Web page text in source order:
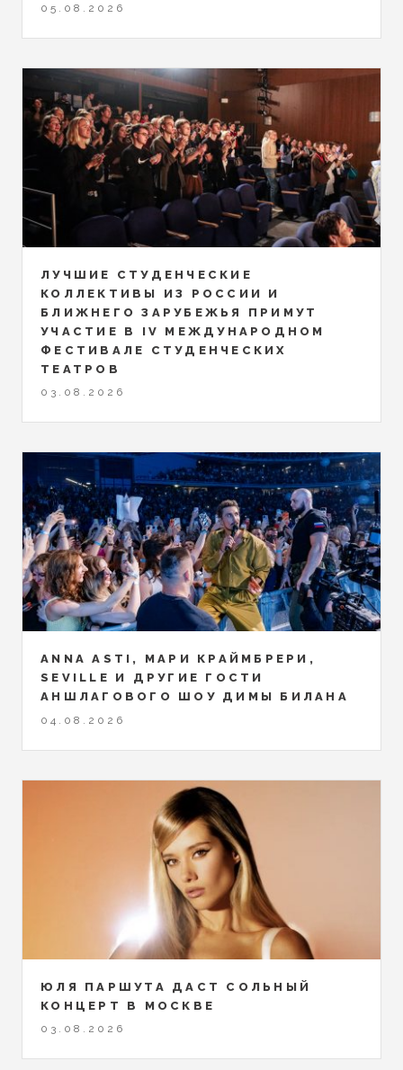
05.08.2026
ЛУЧШИЕ СТУДЕНЧЕСКИЕ
КОЛЛЕКТИВЫ ИЗ РОССИИ И
БЛИЖНЕГО ЗАРУБЕЖЬЯ ПРИМУТ
УЧАСТИЕ В IV МЕЖДУНАРОДНОМ
ФЕСТИВАЛЕ СТУДЕНЧЕСКИХ
ТЕАТРОВ
03.08.2026
ANNA ASTI, МАРИ КРАЙМБРЕРИ,
SEVILLE И ДРУГИЕ ГОСТИ
АНШЛАГОВОГО ШОУ ДИМЫ БИЛАНА
04.08.2026
ЮЛЯ ПАРШУТА ДАСТ СОЛЬНЫЙ
КОНЦЕРТ В МОСКВЕ
03.08.2026